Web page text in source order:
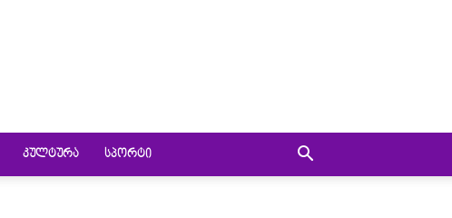
ᲙᲣᲚᲢᲣᲠᲐ ᲡᲞᲝᲠᲢᲘ